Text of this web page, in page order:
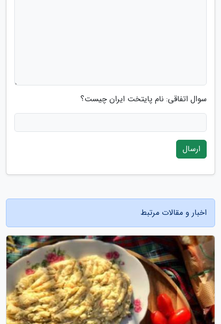
سوال اتفاقی: نام پایتخت ایران چیست؟
ارسال
اخبار و مقالات مرتبط